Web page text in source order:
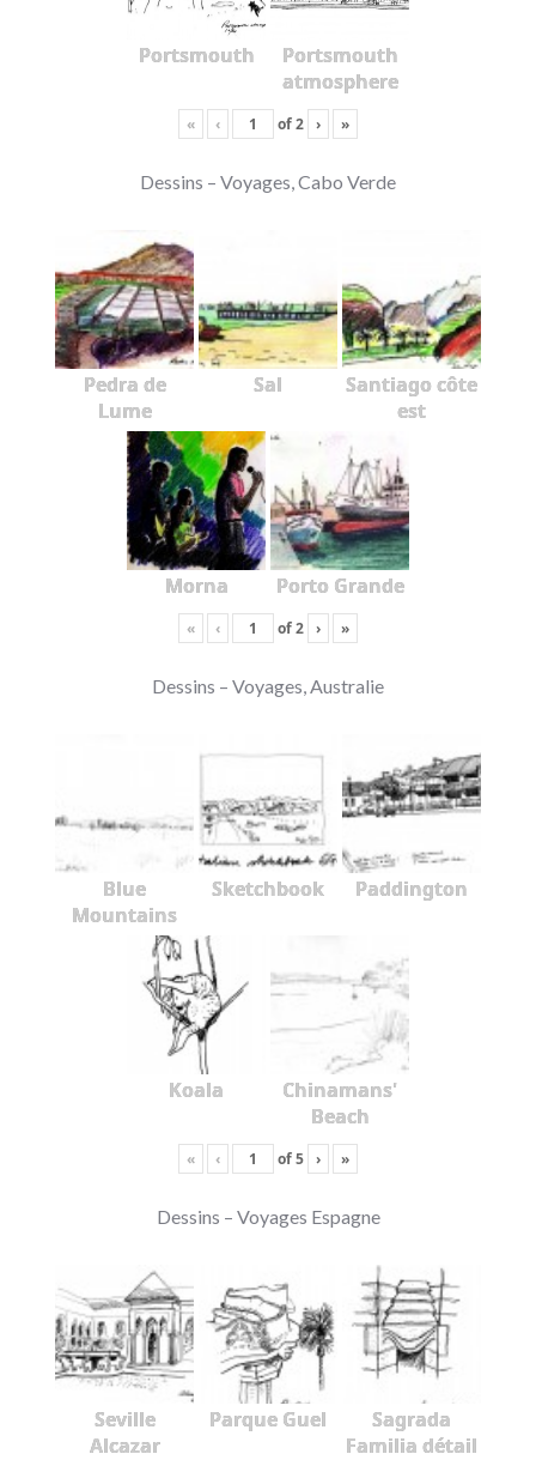
Portsmouth
Portsmouth
atmosphere
« ‹ of2 › »
Dessins – Voyages, Cabo Verde
Pedra de
Lume
Sal
Santiago côte
est
Morna Porto Grande
« ‹ of2 › »
Dessins – Voyages, Australie
Blue
Mountains
Sketchbook Paddington
Koala
Chinamans'
Beach
« ‹ of5 › »
Dessins – Voyages Espagne
Seville
Alcazar
Parque Guel
Sagrada
Familia détail